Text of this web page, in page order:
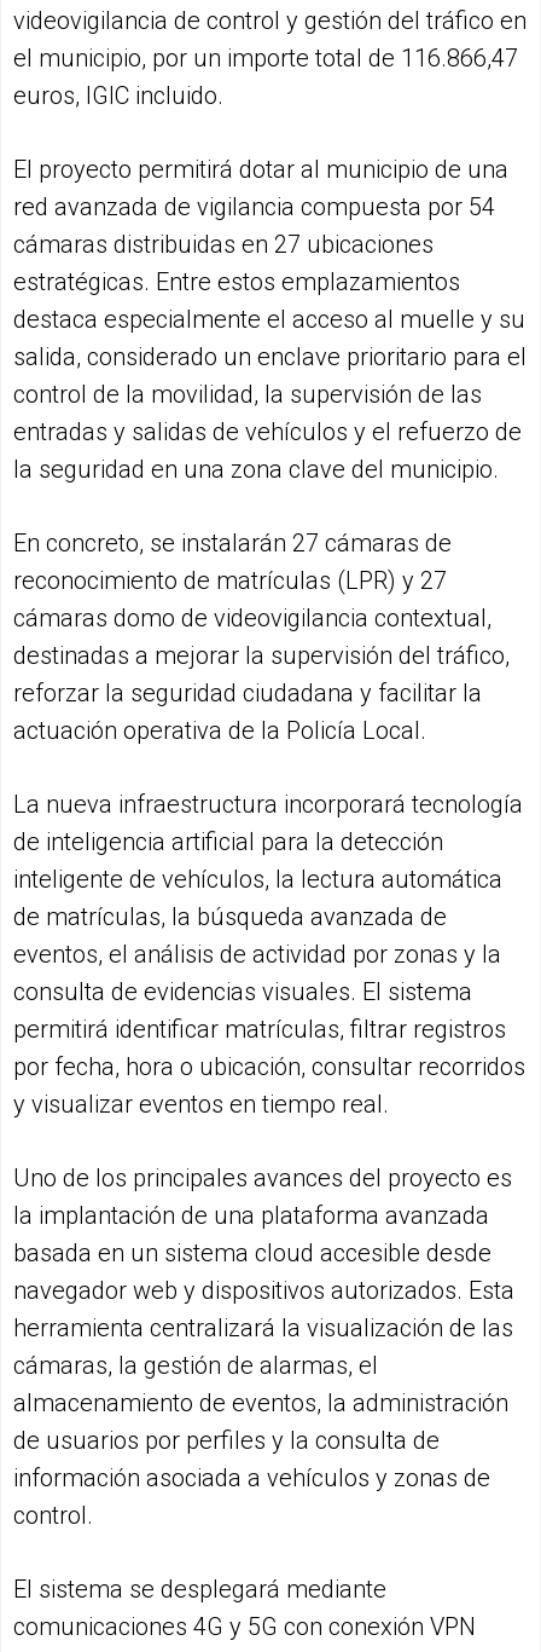
videovigilancia de control y gestión del tráfico en
el municipio, por un importe total de 116.866,47
euros, IGIC incluido.
El proyecto permitirá dotar al municipio de una
red avanzada de vigilancia compuesta por 54
cámaras distribuidas en 27 ubicaciones
estratégicas. Entre estos emplazamientos
destaca especialmente el acceso al muelle y su
salida, considerado un enclave prioritario para el
control de la movilidad, la supervisión de las
entradas y salidas de vehículos y el refuerzo de
la seguridad en una zona clave del municipio.
En concreto, se instalarán 27 cámaras de
reconocimiento de matrículas (LPR) y 27
cámaras domo de videovigilancia contextual,
destinadas a mejorar la supervisión del tráfico,
reforzar la seguridad ciudadana y facilitar la
actuación operativa de la Policía Local.
La nueva infraestructura incorporará tecnología
de inteligencia artificial para la detección
inteligente de vehículos, la lectura automática
de matrículas, la búsqueda avanzada de
eventos, el análisis de actividad por zonas y la
consulta de evidencias visuales. El sistema
permitirá identificar matrículas, filtrar registros
por fecha, hora o ubicación, consultar recorridos
y visualizar eventos en tiempo real.
Uno de los principales avances del proyecto es
la implantación de una plataforma avanzada
basada en un sistema cloud accesible desde
navegador web y dispositivos autorizados. Esta
herramienta centralizará la visualización de las
cámaras, la gestión de alarmas, el
almacenamiento de eventos, la administración
de usuarios por perfiles y la consulta de
información asociada a vehículos y zonas de
control.
El sistema se desplegará mediante
comunicaciones 4G y 5G con conexión VPN